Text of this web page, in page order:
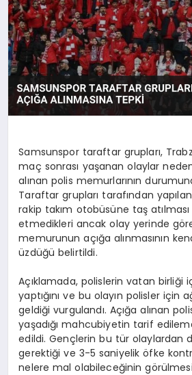
YAŞAM
Samsunspor taraftar grupları,
maç sonrası yaşanan olaylar
alınan polis memurlarının
Taraftar grupları tarafından yapılan
rakip takım otobüsüne taş atılması
etmedikleri ancak olay yerinde
memurunun açığa alınmasının
üzdüğü belirtildi.
Açıklamada, polislerin vatan birliği
yaptığını ve bu olayın polisler için
geldiği vurgulandı. Açığa alınan
yaşadığı mahcubiyetin tarif
edildi. Gençlerin bu tür olaylardan
gerektiği ve 3-5 saniyelik öfke
nelere mal olabileceğinin